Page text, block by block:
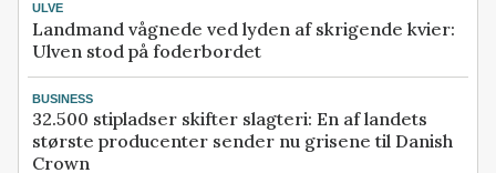
ULVE
Landmand vågnede ved lyden af skrigende kvier:
Ulven stod på foderbordet
BUSINESS
32.500 stipladser skifter slagteri: En af landets
største producenter sender nu grisene til Danish
Crown